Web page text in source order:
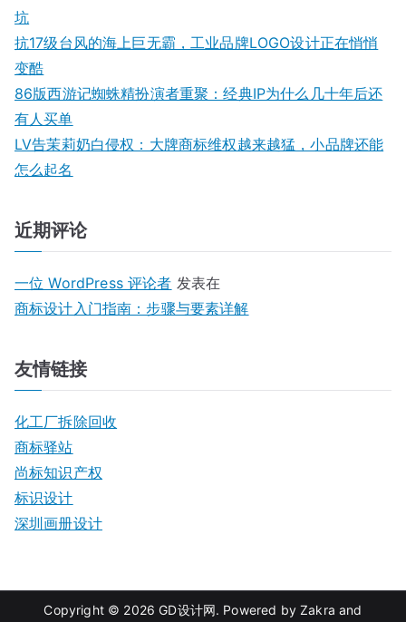
感
坑
抗17级台风的海上巨无霸，工业品牌LOGO设计正在悄悄
变酷
86版西游记蜘蛛精扮演者重聚：经典IP为什么几十年后还
有人买单
LV告茉莉奶白侵权：大牌商标维权越来越猛，小品牌还能
怎么起名
近期评论
一位 WordPress 评论者 发表在
商标设计入门指南：步骤与要素详解
友情链接
化工厂拆除回收
商标驿站
尚标知识产权
标识设计
深圳画册设计
Copyright © 2026GD设计网. Powered byZakra and